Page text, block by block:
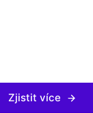
Zjistit více